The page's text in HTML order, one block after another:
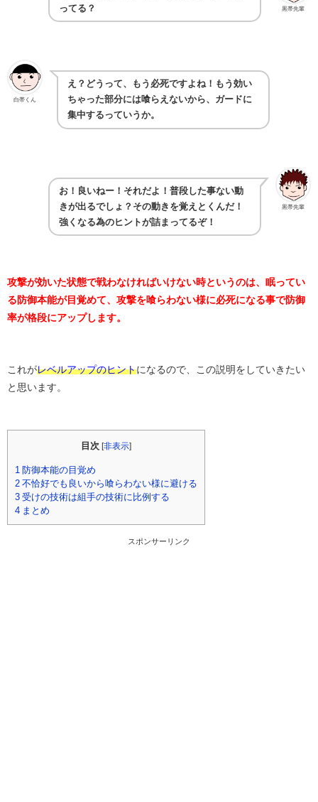
黒帯先輩
ってる？
白帯くん
え？どうって、もう必死ですよね！もう効い
ちゃった部分には喰らえないから、ガードに
集中するっていうか。
黒帯先輩
お！良いねー！それだよ！普段した事ない動
きが出るでしょ？その動きを覚えとくんだ！
強くなる為のヒントが詰まってるぞ！
攻撃が効いた状態で戦わなければいけない時というのは、眠ってい
る防御本能が目覚めて、攻撃を喰らわない様に必死になる事で防御
率が格段にアップします。
これがレベルアップのヒントになるので、この説明をしていきたい
と思います。
目次 [非表示]
1
防御本能の目覚め
2 不恰好でも良いから喰らわない様に避ける
3 受けの技術は組手の技術に比例する
4 まとめ
スポンサーリンク